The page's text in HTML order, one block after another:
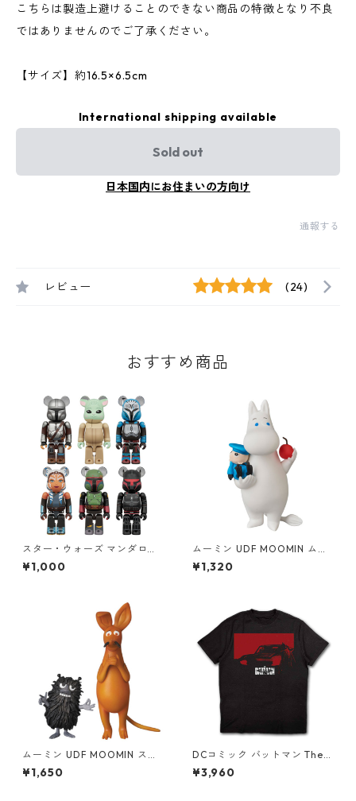
こちらは製造上避けることのできない商品の特徴となり不良
ではありませんのでご了承ください。
【サイズ】約16.5×6.5cm
International shipping available
Sold out
日本国内にお住まいの方向け
通報する
レビュー (24)
おすすめ商品
スター・ウォーズ マンダロリ
アン ベアブリック BE@RBRIC
K CHASE THE MANDALORIA
¥1,000
ムーミン UDF MOOMIN ムー
ミン&クリップダッス フィギ
ュア
¥1,320
ムーミン UDF MOOMIN スニ
フ&スティンキー(2体セット)
フィギュア
¥1,650
DCコミック バットマン The B
atman Red Car Tシャツ ブラ
ック/レッド DC COMICS アパ
¥3,960